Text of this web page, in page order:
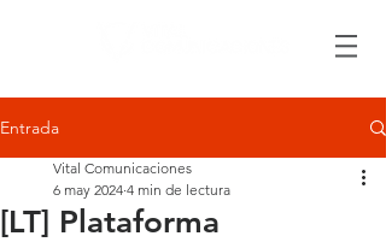
Entrada
[LT] Plataforma
Vital Comunicaciones
6 may 2024 4 min de lectura